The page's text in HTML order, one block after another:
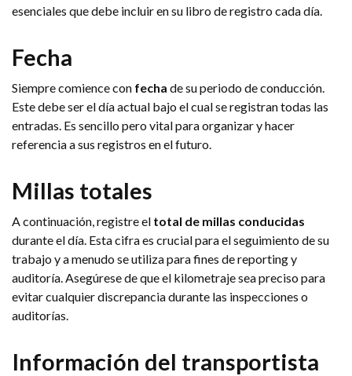
esenciales que debe incluir en su libro de registro cada día.
Fecha
Siempre comience con fecha de su periodo de conducción.
Este debe ser el día actual bajo el cual se registran todas las
entradas. Es sencillo pero vital para organizar y hacer
referencia a sus registros en el futuro.
Millas totales
A continuación, registre el total de millas conducidas
durante el día. Esta cifra es crucial para el seguimiento de su
trabajo y a menudo se utiliza para fines de reporting y
auditoría. Asegúrese de que el kilometraje sea preciso para
evitar cualquier discrepancia durante las inspecciones o
auditorías.
Información del transportista